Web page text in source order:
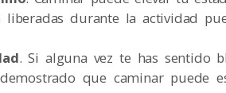
durante la actividad
. Si alguna vez te has sentido
que caminar puede